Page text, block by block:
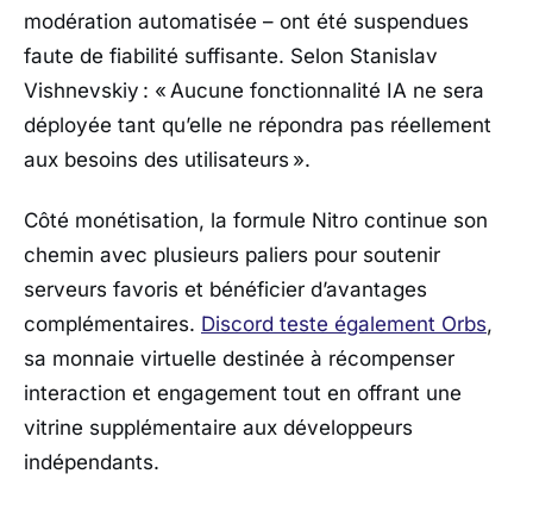
modération automatisée – ont été suspendues
faute de fiabilité suffisante. Selon Stanislav
Vishnevskiy : « Aucune fonctionnalité IA ne sera
déployée tant qu’elle ne répondra pas réellement
aux besoins des utilisateurs ».
Côté monétisation, la formule Nitro continue son
chemin avec plusieurs paliers pour soutenir
serveurs favoris et bénéficier d’avantages
complémentaires. Discord teste également Orbs,
sa monnaie virtuelle destinée à récompenser
interaction et engagement tout en offrant une
vitrine supplémentaire aux développeurs
indépendants.